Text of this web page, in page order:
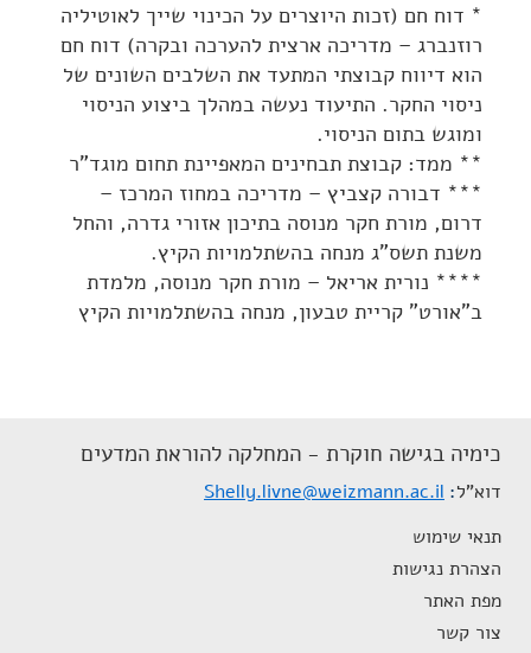
* דוח חם (זכות היוצרים על הכינוי שייך לאוטיליה
רוזנברג – מדריכה ארצית להערכה ובקרה) דוח חם
הוא דיווח קבוצתי המתעד את השלבים השונים של
ניסוי החקר. התיעוד נעשה במהלך ביצוע הניסוי
ומוגש בתום הניסוי.
** ממד: קבוצת תבחינים המאפיינת תחום מוגד"ר
*** דבורה קצביץ – מדריכה במחוז המרכז –
דרום, מורת חקר מנוסה בתיכון אזורי גדרה, והחל
משנת תשס"ג מנחה בהשתלמויות הקיץ.
**** נורית אריאל – מורת חקר מנוסה, מלמדת
ב"אורט" קריית טבעון, מנחה בהשתלמויות הקיץ
כימיה בגישה חוקרת - המחלקה להוראת המדעים
דוא"ל Shelly.livne@weizmann.ac.il
תנאי שימוש
הצהרת נגישות
מפת האתר
צור קשר